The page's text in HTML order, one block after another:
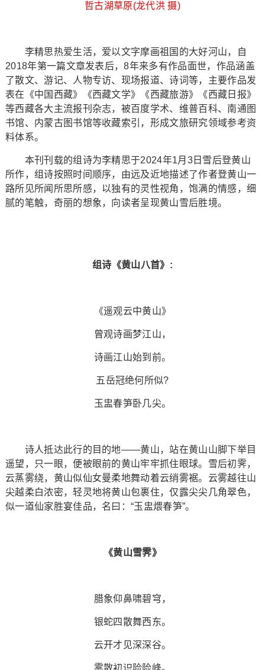
哲古湖草原(龙代洪 摄)
李精思热爱生活，爱以文字摩画祖国的大好河山，自
2018年第一篇文章发表后，8年来多有作品面世，作品涵盖
了散文、游记、人物专访、现场报道、诗词等，主要作品发
表在《中国西藏》《西藏文学》《西藏旅游》《西藏日报》
等西藏各大主流报刊杂志，被百度学术、维普百科、南通图
书馆、内蒙古图书馆等收藏索引，形成文旅研究领域参考资
料体系。
本刊刊载的组诗为李精思于2024年1月3日雪后登黄山
所作，组诗按照时间顺序，由远及近地描述了作者登黄山一
路所见所闻所思所感，以独有的灵性视角，饱满的情感，细
腻的笔触，奇丽的想象，向读者呈现黄山雪后胜境。
组诗《黄山八首》:
《遥观云中黄山》
曾观诗画梦江山，
诗画江山始到前。
五岳冠绝何所似?
玉盅春笋卧几尖。
诗人抵达此行的目的地——黄山，站在黄山山脚下举目
遥望，只一眼，便被眼前的黄山牢牢抓住眼球。雪后初霁，
云蒸雾绕，黄山似仙女曼柔地舞动着云绡雾裾。云雾越往山
尖越柔白浓密，轻灵地将黄山包裹住，仅露尖尖几角翠色，
似一道仙家胜宴佳品，名曰：“玉盅煨春笋”。
《黄山雪霁》
腊象仰鼻啸碧穹，
银蛇四散舞西东。
云开才见深深谷。
雾散初识险险峰。